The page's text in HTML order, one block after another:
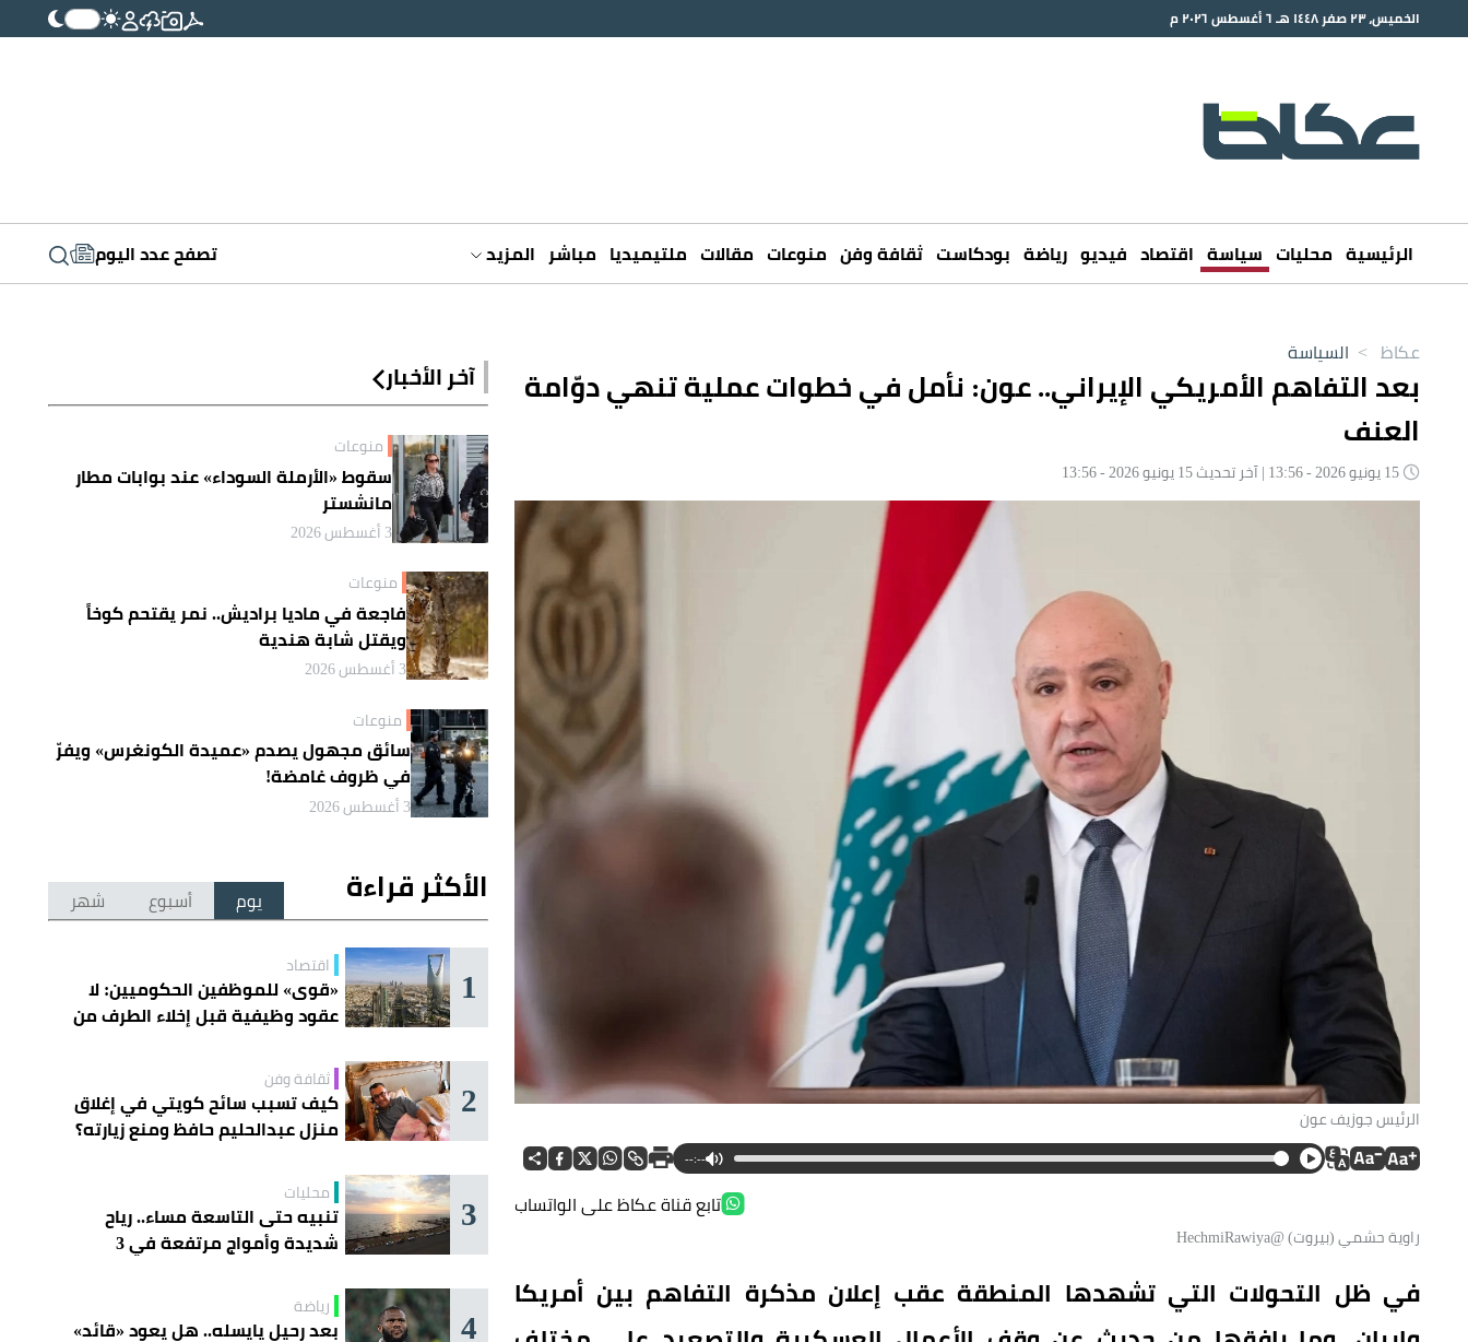
الخميس، ٢٣ صفر ١٤٤٨ هـ ٦ أغسطس ٢٠٢٦ م
الرئيسية محليات سياسة اقتصاد فيديو رياضة بودكاست ثقافة وفن منوعات مقالات ملتيميديا مباشر المزيد تصفح عدد اليوم
عكاظ > السياسة
بعد التفاهم الأمريكي الإيراني.. عون: نأمل في خطوات عملية تنهي دوّامة
العنف
الرئيس جوزيف عون
--:--
تابع قناة عكاظ على الواتساب
راوية حشمي (بيروت) @HechmiRawiya
في ظل التحولات التي تشهدها المنطقة عقب إعلان مذكرة التفاهم بين أمريكا
آخر الأخبار
منوعات
سقوط «الأرملة السوداء» عند بوابات مطار
مانشستر
3 أغسطس 2026
منوعات
فاجعة في ماديا براديش.. نمر يقتحم كوخاً
ويقتل شابة هندية
3 أغسطس 2026
منوعات
سائق مجهول يصدم «عميدة الكونغرس» ويفرّ
في ظروف غامضة!
3 أغسطس 2026
الأكثر قراءة يوم أسبوع شهر
1 اقتصاد
«قوى» للموظفين الحكوميين: لا
عقود وظيفية قبل إخلاء الطرف من
2 ثقافة وفن
كيف تسبب سائح كويتي في إغلاق
منزل عبدالحليم حافظ ومنع زيارته؟
3 محليات
تنبيه حتى التاسعة مساء.. رياح
شديدة وأمواج مرتفعة في 3
4 رياضة
بعد رحيل يايسله.. هل يعود «قائد»